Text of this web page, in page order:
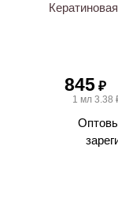
845 ₽
1 мл 3.38